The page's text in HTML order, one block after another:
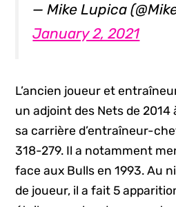
— Mike Lupica
January 2, 2021
L’ancien joueur et
un adjoint des Nets de 2014
sa carrière d’entraîneur-
318-279. Il a notamment
face aux Bulls en 1993. Au
de joueur, il a fait 5